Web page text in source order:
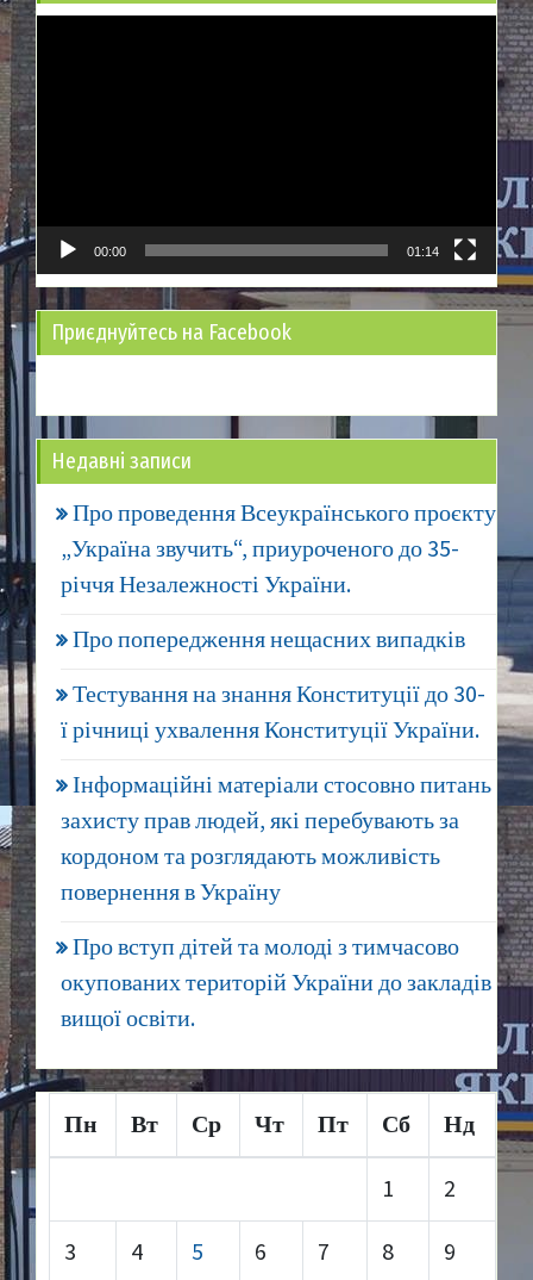
00:00 01:14
Приєднуйтесь на Facebook
Недавні записи
Про проведення Всеукраїнського проєкту
„Україна звучить“, приуроченого до 35-
річчя Незалежності України.
Про попередження нещасних випадків
Тестування на знання Конституції до 30-
ї річниці ухвалення Конституції України.
Інформаційні матеріали стосовно питань
захисту прав людей, які перебувають за
кордоном та розглядають можливість
повернення в Україну
Про вступ дітей та молоді з тимчасово
окупованих територій України до закладів
вищої освіти.
Пн Вт Ср Чт Пт Сб Нд
1 2
3 4 5 6 7 8 9